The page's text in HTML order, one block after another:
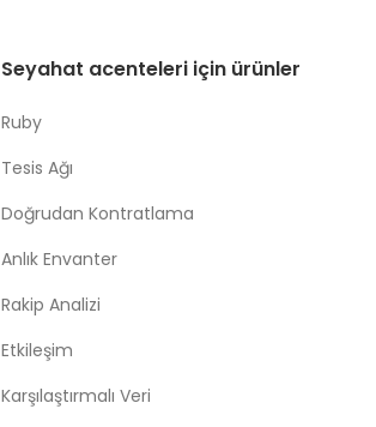
Seyahat acenteleri için ürünler
Ruby
Tesis Ağı
Doğrudan Kontratlama
Anlık Envanter
Rakip Analizi
Etkileşim
Karşılaştırmalı Veri